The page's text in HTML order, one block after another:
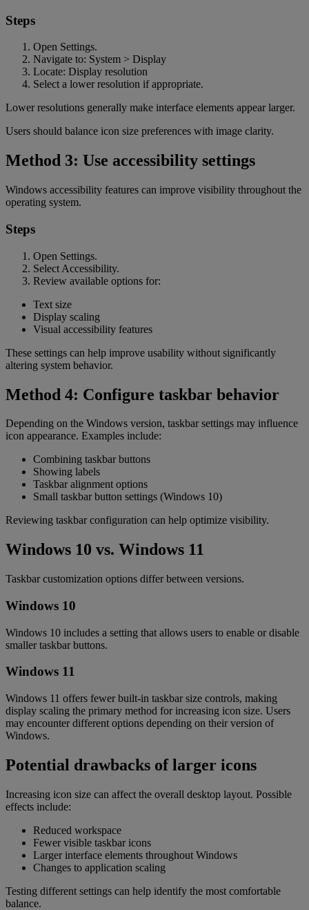
Steps
Open Settings.
Navigate to: System > Display
Locate: Display resolution
Select a lower resolution if appropriate.
Lower resolutions generally make interface elements appear larger.
Users should balance icon size preferences with image clarity.
Method 3: Use accessibility settings
Windows accessibility features can improve visibility throughout the
operating system.
Steps
Open Settings.
Select Accessibility.
Review available options for:
Text size
Display scaling
Visual accessibility features
These settings can help improve usability without significantly
altering system behavior.
Method 4: Configure taskbar behavior
Depending on the Windows version, taskbar settings may influence
icon appearance. Examples include:
Combining taskbar buttons
Showing labels
Taskbar alignment options
Small taskbar button settings (Windows 10)
Reviewing taskbar configuration can help optimize visibility.
Windows 10 vs. Windows 11
Taskbar customization options differ between versions.
Windows 10
Windows 10 includes a setting that allows users to enable or disable
smaller taskbar buttons.
Windows 11
Windows 11 offers fewer built-in taskbar size controls, making
display scaling the primary method for increasing icon size. Users
may encounter different options depending on their version of
Windows.
Potential drawbacks of larger icons
Increasing icon size can affect the overall desktop layout. Possible
effects include:
Reduced workspace
Fewer visible taskbar icons
Larger interface elements throughout Windows
Changes to application scaling
Testing different settings can help identify the most comfortable
balance.